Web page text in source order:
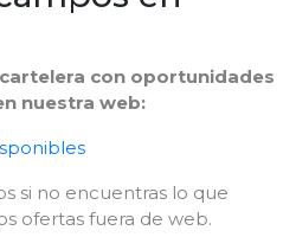
con oportunidades
nuestra web:
si no encuentras lo que
ofertas fuera de web.